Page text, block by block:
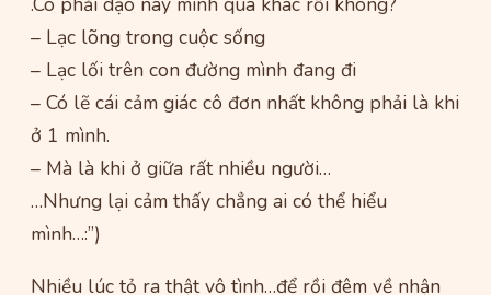
– Lạc lõng trong cuộc sống
– Lạc lối trên con đường mình đang đi
– Có lẽ cái cảm giác cô đơn nhất không phải là khi
ở 1 mình.
– Mà là khi ở giữa rất nhiều người…
…Nhưng lại cảm thấy chẳng ai có thể hiểu
mình…:”)
Nhiều lúc tỏ ra thật vô tình…để rồi đêm về nhận